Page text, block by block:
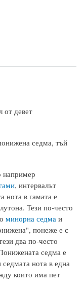
от девет
седма, тъй
например
, интервалът
нота в гамата е
Тези по-често
минорна седма и
понеже е с
два по-често
седма е
нота в една
които има пет